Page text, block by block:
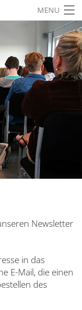
MENU
Newsletter
in das
E-Mail, die einen
des